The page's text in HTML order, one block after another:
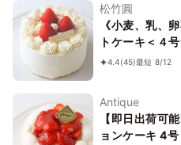
松竹圓
《小麦、乳、
トケーキ＜４
ズ】
4.4(45)最短 8/12
Antique
【即日出荷可
ョンケーキ 4